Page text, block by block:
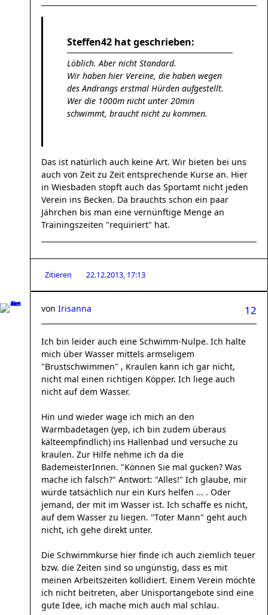
Steffen42 hat geschrieben:
Löblich. Aber nicht Standard.
Wir haben hier Vereine, die haben wegen
des Andrangs erstmal Hürden aufgestellt.
Wer die 1000m nicht unter 20min
schwimmt, braucht nicht zu kommen.
Das ist natürlich auch keine Art. Wir bieten bei uns
auch von Zeit zu Zeit entsprechende Kurse an. Hier
in Wiesbaden stopft auch das Sportamt nicht jeden
Verein ins Becken. Da brauchts schon ein paar
Jährchen bis man eine vernünftige Menge an
Trainingszeiten "requiriert" hat.
Zitieren 22.12.2013, 17:13
12
von Irisanna
Ich bin leider auch eine Schwimm-Nulpe. Ich halte
mich über Wasser mittels armseligem
"Brustschwimmen" , Kraulen kann ich gar nicht,
nicht mal einen richtigen Köpper. Ich liege auch
nicht auf dem Wasser.
Hin und wieder wage ich mich an den
Warmbadetagen (yep, ich bin zudem überaus
kälteempfindlich) ins Hallenbad und versuche zu
kraulen. Zur Hilfe nehme ich da die
BademeisterInnen. "Können Sie mal gucken? Was
mache ich falsch?" Antwort: "Alles!" Ich glaube, mir
würde tatsächlich nur ein Kurs helfen ... . Oder
jemand, der mit im Wasser ist. Ich schaffe es nicht,
auf dem Wasser zu liegen. "Toter Mann" geht auch
nicht, ich gehe direkt unter.
Die Schwimmkurse hier finde ich auch ziemlich teuer
bzw. die Zeiten sind so ungünstig, dass es mit
meinen Arbeitszeiten kollidiert. Einem Verein möchte
ich nicht beitreten, aber Unisportangebote sind eine
gute Idee, ich mache mich auch mal schlau.